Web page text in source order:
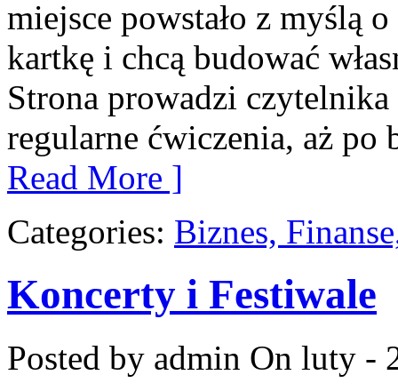
miejsce powstało z myślą
kartkę i chcą budować
Strona prowadzi
regularne ćwiczenia, aż po
Read More ]
Categories: Biznes,
Koncerty i Festiwale
Posted by admin On luty -